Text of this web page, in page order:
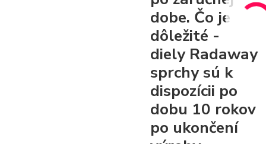
dobe. Čo je
dôležité -
diely Radaway
sprchy sú k
dispozícii po
dobu 10 rokov
po ukončení